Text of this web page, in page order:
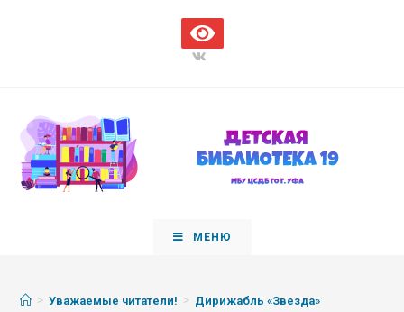
МЕНЮ
> Уважаемые читатели! > Дирижабль «Звезда»